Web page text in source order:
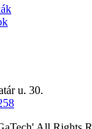
u. 30.